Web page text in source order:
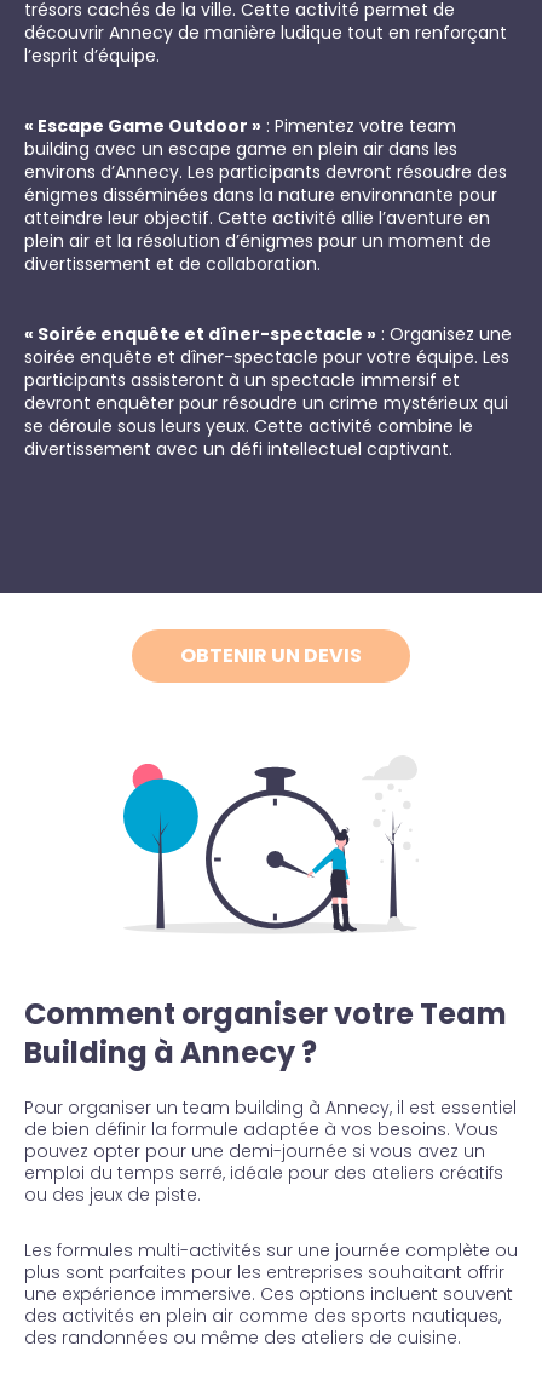
trésors cachés de la ville. Cette activité permet de
découvrir Annecy de manière ludique tout en renforçant
l’esprit d’équipe.
« Escape Game Outdoor » : Pimentez votre team
building avec un escape game en plein air dans les
environs d’Annecy. Les participants devront résoudre des
énigmes disséminées dans la nature environnante pour
atteindre leur objectif. Cette activité allie l’aventure en
plein air et la résolution d’énigmes pour un moment de
divertissement et de collaboration.
« Soirée enquête et dîner-spectacle » : Organisez une
soirée enquête et dîner-spectacle pour votre équipe. Les
participants assisteront à un spectacle immersif et
devront enquêter pour résoudre un crime mystérieux qui
se déroule sous leurs yeux. Cette activité combine le
divertissement avec un défi intellectuel captivant.
OBTENIR UN DEVIS
Comment organiser votre Team
Building à Annecy ?
Pour organiser un team building à Annecy, il est essentiel
de bien définir la formule adaptée à vos besoins. Vous
pouvez opter pour une demi-journée si vous avez un
emploi du temps serré, idéale pour des ateliers créatifs
ou des jeux de piste.
Les formules multi-activités sur une journée complète ou
plus sont parfaites pour les entreprises souhaitant offrir
une expérience immersive. Ces options incluent souvent
des activités en plein air comme des sports nautiques,
des randonnées ou même des ateliers de cuisine.